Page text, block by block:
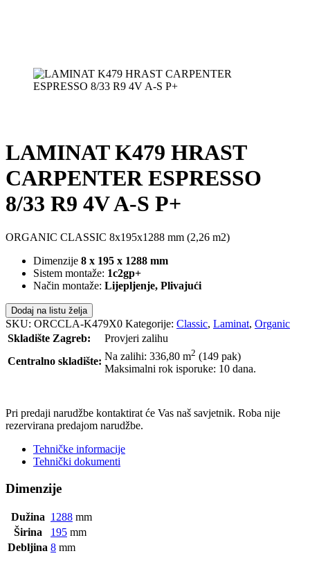
LAMINAT K479 HRAST
CARPENTER ESPRESSO
8/33 R9 4V A-S P+
ORGANIC CLASSIC 8x195x1288 mm (2,26 m2)
Dimenzije 8 x 195 x 1288 mm
Sistem montaže: 1c2gp+
Način montaže: Lijepljenje, Plivajući
Dodaj na listu želja
SKU: ORCCLA-K479X0 Kategorije: Classic, Laminat, Organic
Skladište Zagreb:
Provjeri zalihu
Centralno skladište: Na zalihi: 336,80 m2 (149 pak)
Maksimalni rok isporuke: 10 dana.
Pri predaji narudžbe kontaktirat će Vas naš savjetnik. Roba nije
rezervirana predajom narudžbe.
Tehničke informacije
Tehnički dokumenti
Dimenzije
Dužina 1288 mm
Širina
195 mm
Debljina 8 mm